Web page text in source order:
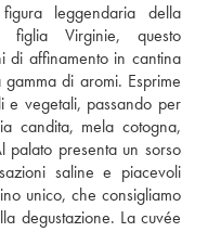
leggendaria della
figlia Virginie, questo
di affinamento in cantina
di aromi. Esprime
e vegetali, passando per
candita, mela cotogna,
palato presenta un sorso
saline e piacevoli
unico, che consigliamo
degustazione. La cuvée